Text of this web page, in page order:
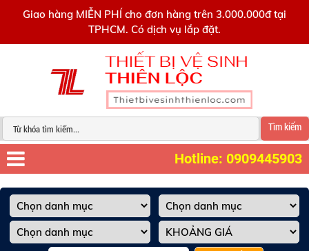
Giao hàng MIỄN PHÍ cho đơn hàng trên 3.000.000đ tại
TPHCM. Có dịch vụ lắp đặt.
Tìm kiếm
Hotline: 0909445903
0909445903